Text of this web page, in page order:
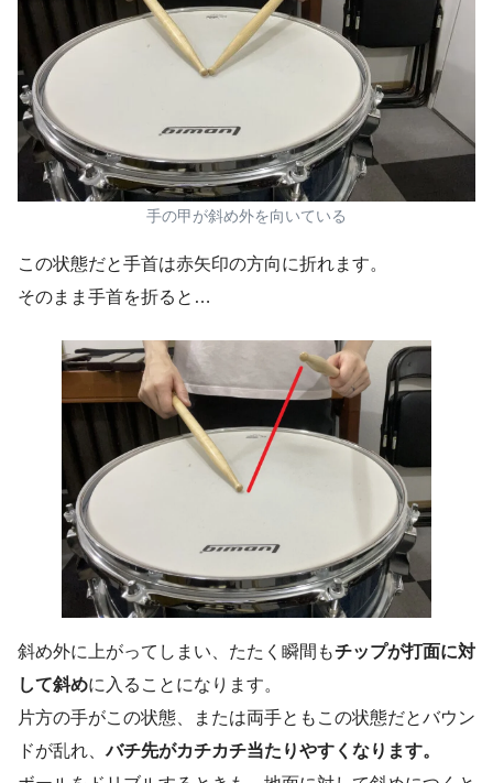
手の甲が斜め外を向いている
この状態だと手首は赤矢印の方向に折れます。
そのまま手首を折ると…
斜め外に上がってしまい、たたく瞬間もチップが打面に対
して斜めに入ることになります。
片方の手がこの状態、または両手ともこの状態だとバウン
ドが乱れ、バチ先がカチカチ当たりやすくなります。